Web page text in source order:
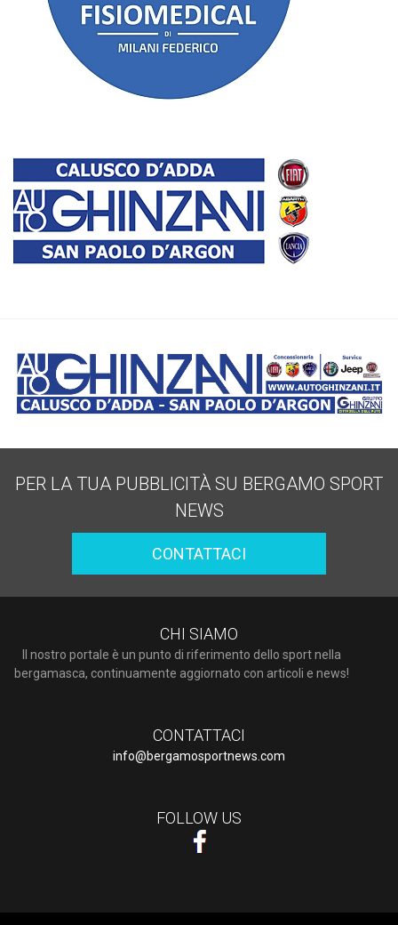
PER LA TUA PUBBLICITÀ SU BERGAMO SPORT
NEWS
CONTATTACI
CHI SIAMO
Il nostro portale è un punto di riferimento dello sport nella
bergamasca, continuamente aggiornato con articoli e news!
CONTATTACI
info@bergamosportnews.com
FOLLOW US